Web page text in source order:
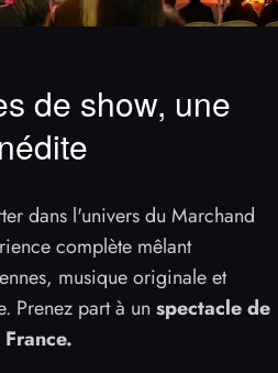
de show, une
dans l'univers du Marchand
complète mêlant
musique originale et
Prenez part à unspectacle de